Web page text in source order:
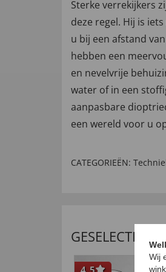
Sterke verrekijkers
deze regel. Hij is
u bij een afstand
hebben een
en nevelvrije
water of in een
aanpasbare
een wereld voor u
CATEGORIEËN:
4,5
Wij